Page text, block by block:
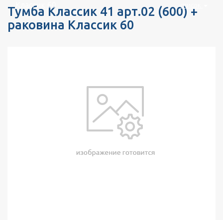
Классик 60 список
Тумба Классик 41 арт.02 (600) +
раковина Классик 60